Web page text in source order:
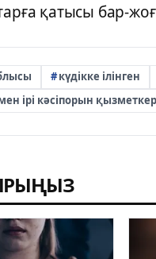
қатысы бар-
күдікке ілінген
ірі кәсіпорын